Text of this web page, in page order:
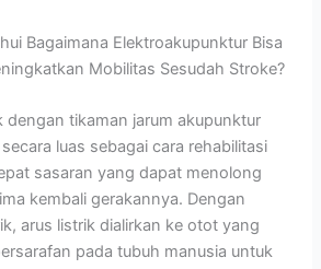
Bagaimana Elektroakupunktur Bisa
Mobilitas Sesudah Stroke?
dengan tikaman jarum akupunktur
luas sebagai cara rehabilitasi
sasaran yang dapat menolong
kembali gerakannya. Dengan
arus listrik dialirkan ke otot yang
pada tubuh manusia untuk